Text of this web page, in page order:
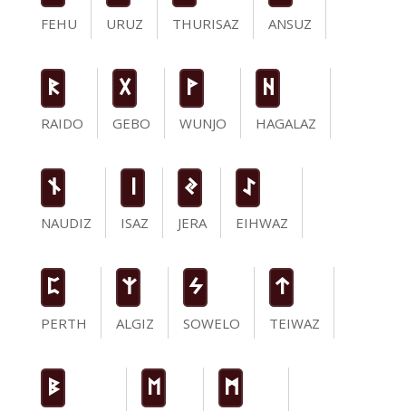
FEHU
URUZ
THURISAZ
ANSUZ
R
RAIDO
G
GEBO
W
WUNJO
H
HAGALAZ
n
NAUDIZ
ISAZ
J
JERA
I
EIHWAZ
P
PERTH
Z
ALGIZ
S
SOWELO
t
TEIWAZ
B
E
M